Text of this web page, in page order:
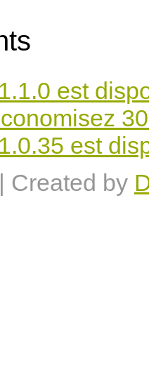
est
est
| Created by